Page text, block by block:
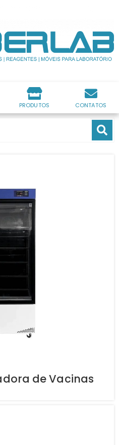
PRODUTOS CONTATOS
de Vacinas